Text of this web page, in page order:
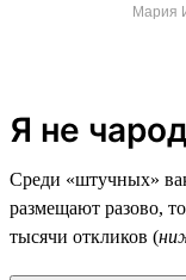
Мария
Я не
Среди «штучных»
размещают разово,
тысячи откликов (